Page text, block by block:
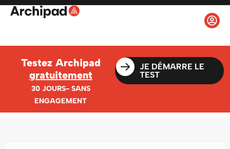
Testez Archipad
gratuitement
30 JOURS- SANS
ENGAGEMENT
JE DÉMARRE LE
TEST